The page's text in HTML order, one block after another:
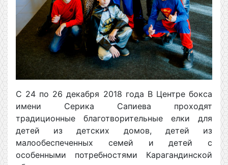
С 24 по 26 декабря 2018 года В Центре бокса
имени Серика Сапиева проходят
традиционные благотворительные елки для
детей из детских домов, детей из
малообеспеченных семей и детей с
особенными потребностями Карагандинской